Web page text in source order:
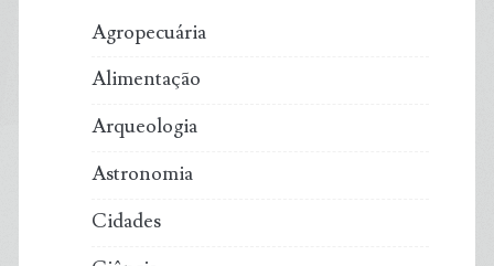
Agropecuária
Alimentação
Arqueologia
Astronomia
Cidades